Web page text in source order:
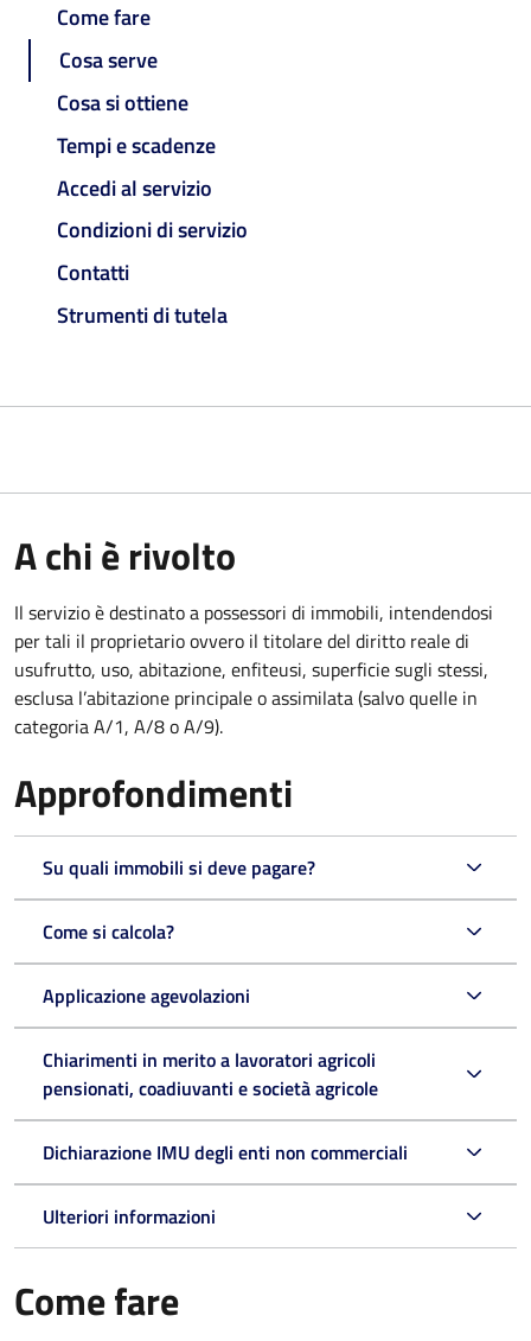
Come fare
Cosa serve
Cosa si ottiene
Tempi e scadenze
Accedi al servizio
Condizioni di servizio
Contatti
Strumenti di tutela
A chi è rivolto
Il servizio è destinato a possessori di immobili, intendendosi
per tali il proprietario ovvero il titolare del diritto reale di
usufrutto, uso, abitazione, enfiteusi, superficie sugli stessi,
esclusa l’abitazione principale o assimilata (salvo quelle in
categoria A/1, A/8 o A/9).
Approfondimenti
Su quali immobili si deve pagare?
Come si calcola?
Applicazione agevolazioni
Chiarimenti in merito a lavoratori agricoli
pensionati, coadiuvanti e società agricole
Dichiarazione IMU degli enti non commerciali
Ulteriori informazioni
Come fare